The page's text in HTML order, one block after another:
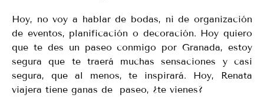
Hoy, no voy a hablar de bodas, ni de organización
de eventos, planificación o decoración. Hoy quiero
que te des un paseo conmigo por Granada, estoy
segura que te traerá muchas sensaciones y casi
segura, que al menos, te inspirará. Hoy, Renata
viajera tiene ganas de paseo, ¿te vienes?